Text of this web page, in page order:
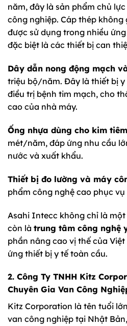
năm, đây là sản phẩm chủ
công nghiệp. Cáp thép
được sử dụng trong nhiều
đặc biệt là các thiết bị can
Dây dẫn nong động mạch
triệu bộ/năm. Đây là thiết bị
điều trị bệnh tim mạch, cho
cao của nhà máy.
Ống nhựa dùng cho kim tiêm
mét/năm, đáp ứng nhu cầu
nước và xuất khẩu.
Thiết bị đo lường và máy
phẩm công nghệ cao phục
Asahi Intecc không chỉ là
còn là trung tâm công nghệ
phần nâng cao vị thế của
ứng thiết bị y tế toàn cầu.
2. Công Ty TNHH Kitz
Chuyên Gia Van Công
Kitz Corporation là tên tuổi
van công nghiệp tại Nhật